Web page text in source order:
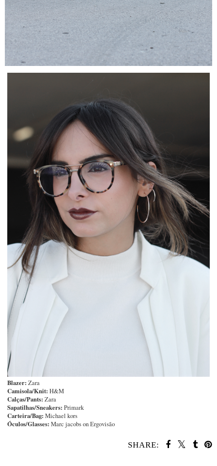
Blazer: Zara
Camisola/Knit: H&M
Calças/Pants: Zara
Sapatilhas/Sneakers: Primark
Carteira/Bag: Michael kors
Óculos/Glasses: Marc jacobs on Ergovisão
SHARE: